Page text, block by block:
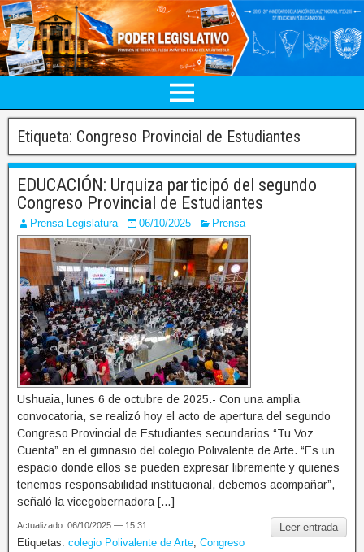
Etiqueta: Congreso Provincial de Estudiantes
EDUCACIÓN: Urquiza participó del segundo
Congreso Provincial de Estudiantes
Prensa Legislatura 06/10/2025 Prensa
Ushuaia, lunes 6 de octubre de 2025.- Con una amplia
convocatoria, se realizó hoy el acto de apertura del segundo
Congreso Provincial de Estudiantes secundarios “Tu Voz
Cuenta” en el gimnasio del colegio Polivalente de Arte. “Es un
espacio donde ellos se pueden expresar libremente y quienes
tenemos responsabilidad institucional, debemos acompañar”,
señaló la vicegobernadora […]
Leer entrada
Actualizado: 06/10/2025 — 15:31
Etiquetas: colegio Polivalente de Arte Congreso